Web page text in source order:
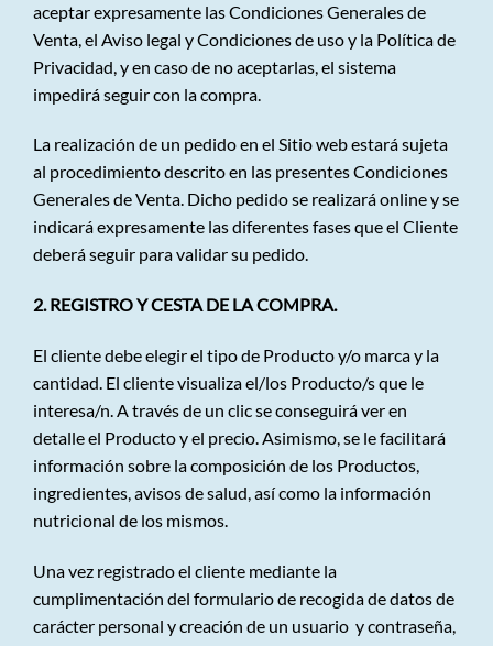
aceptar expresamente las Condiciones Generales de
Venta, el Aviso legal y Condiciones de uso y la Política de
Privacidad, y en caso de no aceptarlas, el sistema
impedirá seguir con la compra.
La realización de un pedido en el Sitio web estará sujeta
al procedimiento descrito en las presentes Condiciones
Generales de Venta. Dicho pedido se realizará online y se
indicará expresamente las diferentes fases que el Cliente
deberá seguir para validar su pedido.
2. REGISTRO Y CESTA DE LA COMPRA.
El cliente debe elegir el tipo de Producto y/o marca y la
cantidad. El cliente visualiza el/los Producto/s que le
interesa/n. A través de un clic se conseguirá ver en
detalle el Producto y el precio. Asimismo, se le facilitará
información sobre la composición de los Productos,
ingredientes, avisos de salud, así como la información
nutricional de los mismos.
Una vez registrado el cliente mediante la
cumplimentación del formulario de recogida de datos de
carácter personal y creación de un usuario y contraseña,